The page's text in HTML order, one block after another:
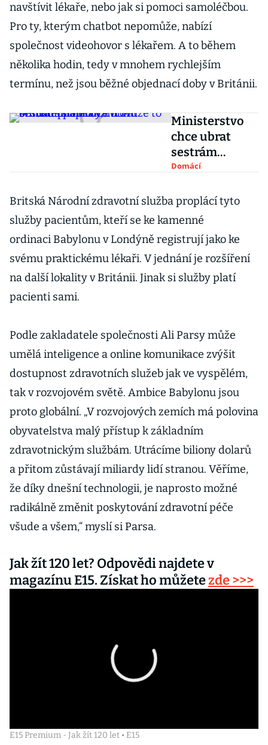
navštívit lékaře, nebo jak si pomoci samoléčbou.
Pro ty, kterým chatbot nepomůže, nabízí
společnost videohovor s lékařem. A to během
několika hodin, tedy v mnohem rychlejším
termínu, než jsou běžné objednací doby v Británii.
Ministerstvo
chce ubrat
sestrám
papírování.
ohrozit
pacienty, tvrdí
Domácí
Britská Národní zdravotní služba proplácí tyto
služby pacientům, kteří se ke kamenné
ordinaci Babylonu v Londýně registrují jako ke
svému praktickému lékaři. V jednání je rozšíření
na další lokality v Británii. Jinak si služby platí
pacienti sami.
Podle zakladatele společnosti Ali Parsy může
umělá inteligence a online komunikace zvýšit
dostupnost zdravotních služeb jak ve vyspělém,
tak v rozvojovém světě. Ambice Babylonu jsou
proto globální. „V rozvojových zemích má polovina
obyvatelstva malý přístup k základním
zdravotnickým službám. Utrácíme biliony dolarů
a přitom zůstávají miliardy lidí stranou. Věříme,
že díky dnešní technologii, je naprosto možné
radikálně změnit poskytování zdravotní péče
všude a všem,“ myslí si Parsa.
Jak žít 120 let? Odpovědi najdete v
magazínu E15. Získat ho můžetezde >>>
E15 Premium - Jak žít 120 let • E15